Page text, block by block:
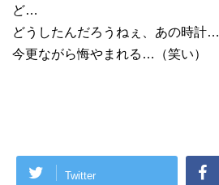
ど…
どうしたんだろうねぇ、あの時計…
今更ながら悔やまれる…（笑い）
Twitter